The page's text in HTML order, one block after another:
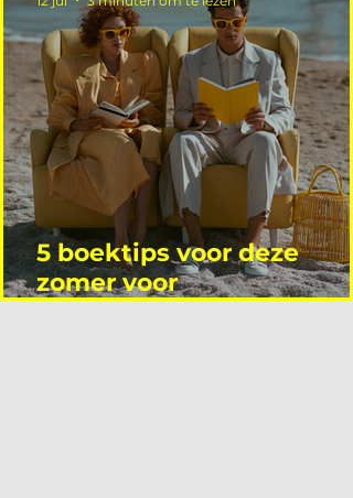
5 boektips voor deze
zomer voor